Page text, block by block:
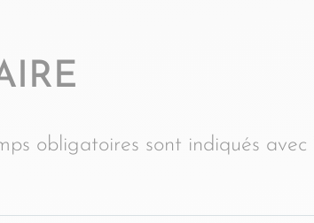
obligatoires sont indiqués avec